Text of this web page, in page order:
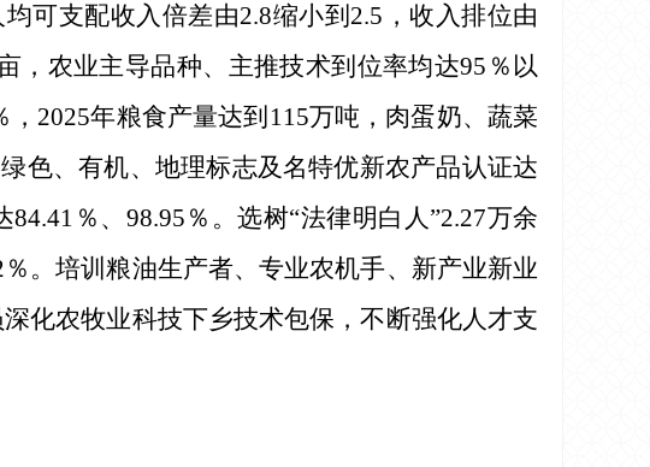
可支配收入倍差由2.8缩小到2.5，收入排位由
，农业主导品种、主推技术到位率均达95％以
2025年粮食产量达到115万吨，肉蛋奶、蔬菜
色、有机、地理标志及名特优新农产品认证达
％、98.95％。选树“法律明白人”2.27万余
。培训粮油生产者、专业农机手、新产业新业
化农牧业科技下乡技术包保，不断强化人才支